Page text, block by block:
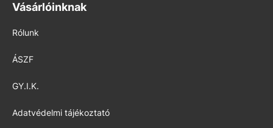
Vásárlóinknak
Rólunk
ÁSZF
GY.I.K.
Adatvédelmi tájékoztató